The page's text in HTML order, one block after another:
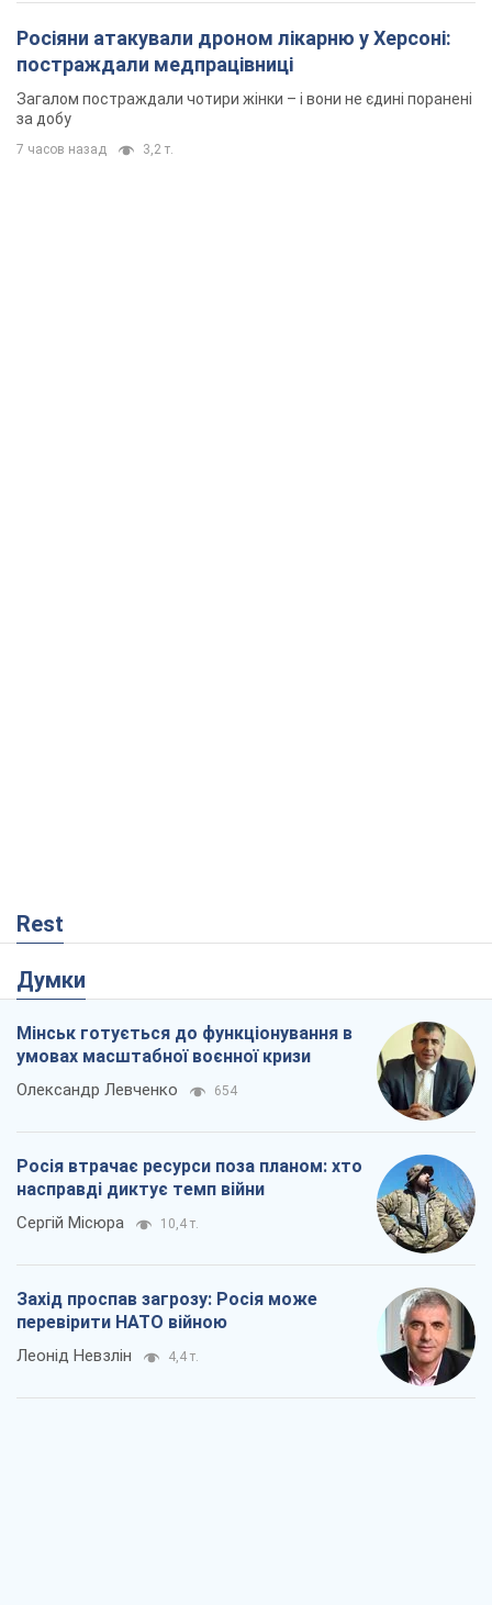
Росіяни атакували дроном лікарню у Херсоні:
постраждали медпрацівниці
Загалом постраждали чотири жінки – і вони не єдині поранені
за добу
7 часов назад 3,2 т.
Rest
Думки
Мінськ готується до функціонування в
умовах масштабної воєнної кризи
Олександр Левченко 654
Росія втрачає ресурси поза планом: хто
насправді диктує темп війни
Сергій Місюра 10,4 т.
Захід проспав загрозу: Росія може
перевірити НАТО війною
Леонід Невзлін 4,4 т.